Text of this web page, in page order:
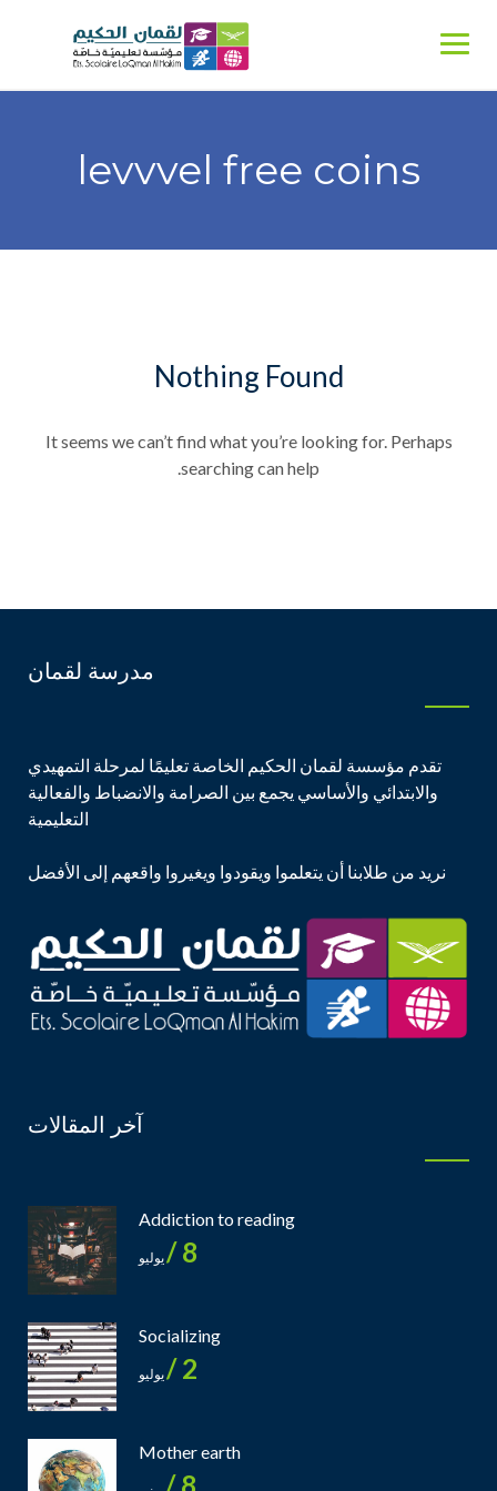
levvvel free coins
Nothing Found
It seems we can’t find what you’re looking for. Perhaps
searching can help.
مدرسة لقمان
تقدم مؤسسة لقمان الحكيم الخاصة تعليمًا لمرحلة التمهيدي
والابتدائي والأساسي يجمع بين الصرامة والانضباط والفعالية
التعليمية
نريد من طلابنا أن يتعلموا ويقودوا ويغيروا واقعهم إلى الأفضل
آخر المقالات
Addiction to reading
8 / يوليو
Socializing
2 / يوليو
Mother earth